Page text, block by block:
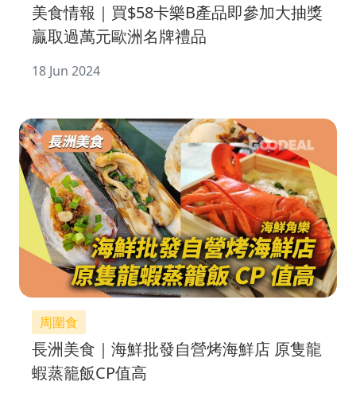
美食情報｜買$58卡樂B產品即參加大抽獎
贏取過萬元歐洲名牌禮品
18 Jun 2024
周圍食
長洲美食｜海鮮批發自營烤海鮮店 原隻龍
蝦蒸籠飯CP值高